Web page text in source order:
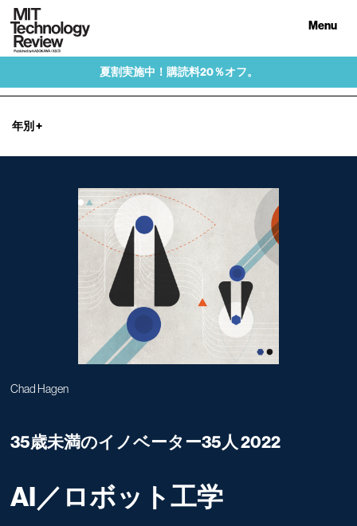
Menu
夏割実施中！購読料20％オフ。
年別 +
Chad Hagen
35歳未満のイノベーター35人 2022
AI／ロボット工学